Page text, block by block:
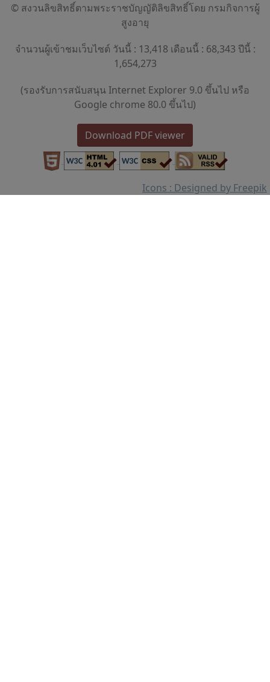
© สงวนลิขสิทธิ์ตามพระราชบัญญัติลิขสิทธิ์โดย กรมกิจการผู้
สูงอายุ
จำนวนผู้เข้าชมเว็บไซต์ วันนี้ : 13,418 เดือนนี้ : 68,343 ปีนี้ :
1,654,273
(รองรับการสนับสนุน Internet Explorer 9.0 ขึ้นไป หรือ
Google chrome 80.0 ขึ้นไป)
Download PDF viewer
Icons : Designed by Freepik